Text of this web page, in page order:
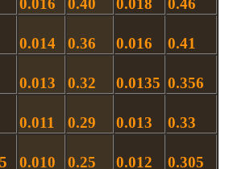
0.016 0.40 0.018
0.46
0.014 0.36 0.016
0.41
0.013 0.32 0.0135 0.356
0.011 0.29 0.013
0.33
0.010 0.25 0.012 0.305